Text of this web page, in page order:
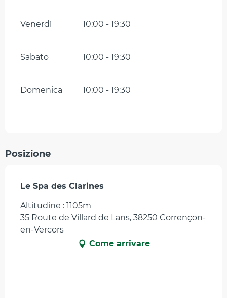
Venerdì 10:00 - 19:30
Sabato 10:00 - 19:30
Domenica 10:00 - 19:30
Posizione
Le Spa des Clarines
Altitudine : 1105m
35 Route de Villard de Lans, 38250 Corrençon-
en-Vercors
Come arrivare